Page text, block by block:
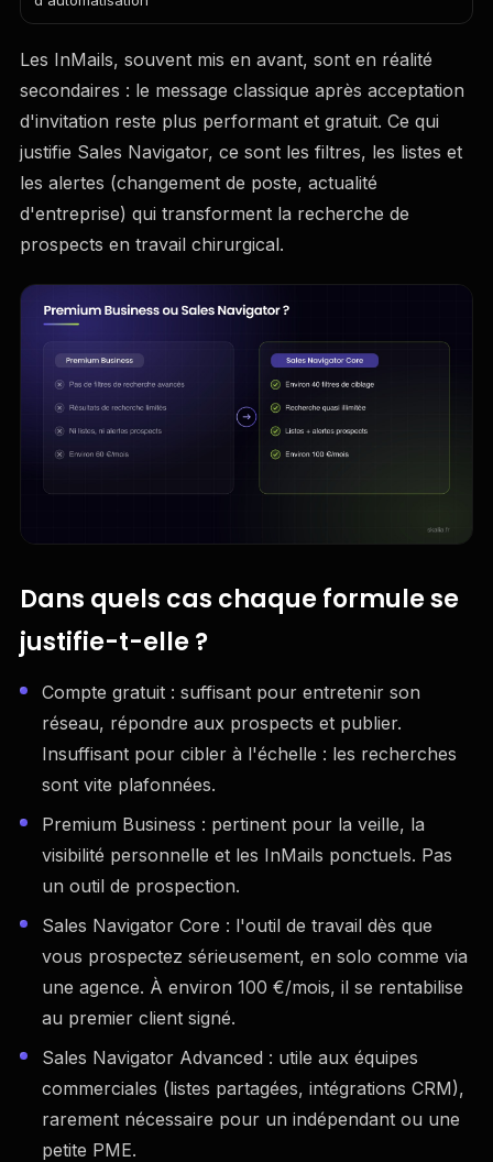
Les InMails, souvent mis en avant, sont en réalité
secondaires : le message classique après acceptation
d'invitation reste plus performant et gratuit. Ce qui
justifie Sales Navigator, ce sont les filtres, les listes et
les alertes (changement de poste, actualité
d'entreprise) qui transforment la recherche de
prospects en travail chirurgical.
Dans quels cas chaque formule se
justifie-t-elle ?
Compte gratuit : suffisant pour entretenir son
réseau, répondre aux prospects et publier.
Insuffisant pour cibler à l'échelle : les recherches
sont vite plafonnées.
Premium Business : pertinent pour la veille, la
visibilité personnelle et les InMails ponctuels. Pas
un outil de prospection.
Sales Navigator Core : l'outil de travail dès que
vous prospectez sérieusement, en solo comme via
une agence. À environ 100 €/mois, il se rentabilise
au premier client signé.
Sales Navigator Advanced : utile aux équipes
commerciales (listes partagées, intégrations CRM),
rarement nécessaire pour un indépendant ou une
petite PME.